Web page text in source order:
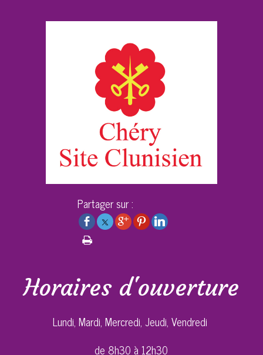
Partager sur :
Horaires d'ouverture
Lundi, Mardi, Mercredi, Jeudi, Vendredi
de 8h30 à 12h30